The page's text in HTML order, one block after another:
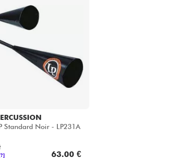
Sie sich unsere Marken an
Standard Noir - LP231A
63.00 €